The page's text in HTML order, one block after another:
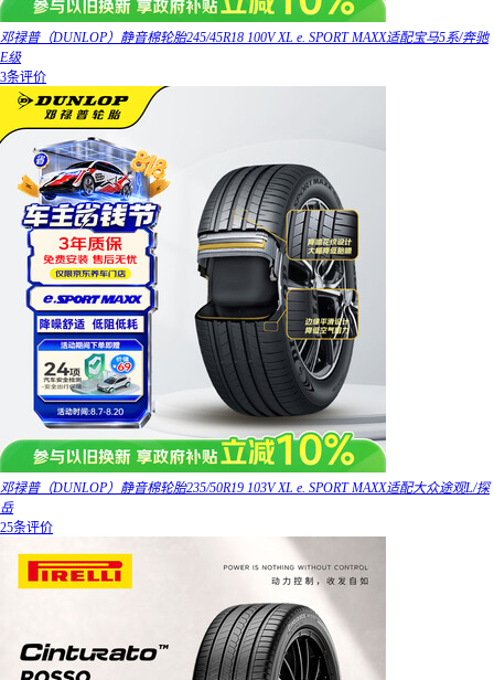
邓禄普（DUNLOP）静音棉轮胎245/45R18 100V XL e. SPORT MAXX适配宝马5系/奔驰
E级
3条评价
邓禄普（DUNLOP）静音棉轮胎235/50R19 103V XL e. SPORT MAXX适配大众途观L/探
岳
25条评价